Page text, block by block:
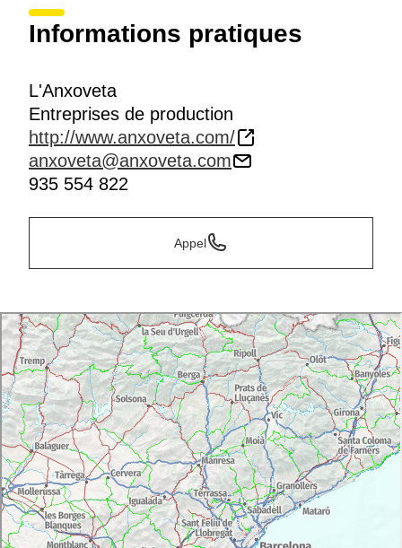
Informations pratiques
L'Anxoveta
Entreprises de production
http://www.anxoveta.com/
anxoveta@anxoveta.com
935 554 822
Appel